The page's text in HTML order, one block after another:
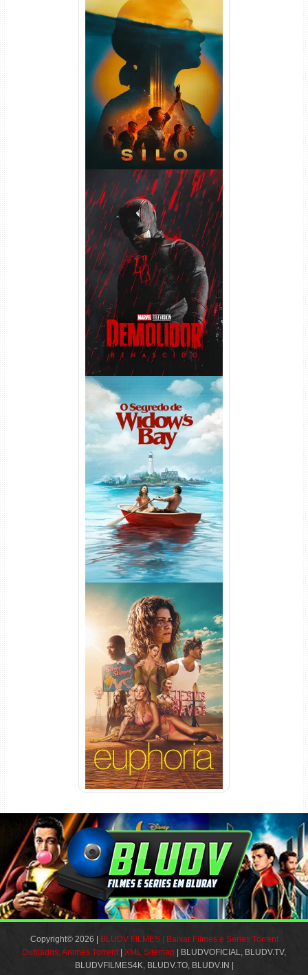
Silo 2ª Temporada (2024)
WEB-DL 1080p Dual Áudio
Demolidor: Renascido 2ª
Temporada (2026) WEB-DL
1080p Dual Áudio
O Segredo de Widow’s Bay
1ª Temporada Torrent (2026)
WEB-DL 1080p Dual Áudio
Euphoria 3ª Temporada
Torrent (2026) WEB-DL 1080p
Dual Áudio
Copyright© 2026 |
BLUDV FILMES | Baixar Filmes e Séries Torrent
Dublados, Animes Torrent| XML Sitemap | BLUDVOFICIAL, BLUDV.TV,
BLUDVFILMES4K, BLUDV.TO, BLUDV.IN |